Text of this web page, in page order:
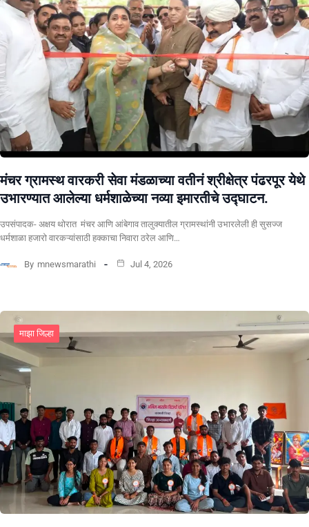
मंचर ग्रामस्थ वारकरी सेवा मंडळाच्या वतीनं श्रीक्षेत्र पंढरपूर येथे
उभारण्यात आलेल्या धर्मशाळेच्या नव्या इमारतीचे उद्घाटन.
उपसंपादक- अक्षय थोरात मंचर आणि आंबेगाव तालुक्यातील ग्रामस्थांनी उभारलेली ही सुसज्ज
धर्मशाळा हजारो वारकऱ्यांसाठी हक्काचा निवारा ठरेल आणि…
By mnewsmarathi Jul 4, 2026
माझा जिल्हा